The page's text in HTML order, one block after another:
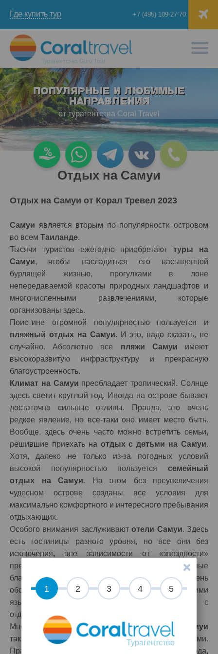
1 2 3 4 5
Турагентство
Где купить тур +7 (495) 109-27-70
Турагентство Guru Tour
ПОПУЛЯРНЫЕ И ЛЮБИМЫЕ
НАПРАВЛЕНИЯ
от турагентства Coral Travel
Отдых на Самуи
Отдых на Самуи от Корал Тревел 2023
Самуи является вторым по популярности островом
во всем Таиланде.
Тысячи туристов ежегодно приобретаюттуры на
Самуи, чтобы насладиться его насыщенной
бурлящей жизнью, прогулками в лоне
непередаваемой красоты природных ландшафтов и
многочисленными развлечениями, которые
организованы здесь.
Поистине огромной популярностью пользуется и
пляжный отдых на Самуи. И это, надо сказать, не
случайно. Абсолютно все пляжи Самуи имеют
высокоразвитую инфраструктуру и прекрасную
благоустроенность.
Климат на Самуи преобладает тропический. Солнце
здесь светит круглый год. Иногда на острове бывают
достаточно сильные отливы. Правда, это очень
редкое явление, но все-таки оно имеет место быть.
Вообще, здесь очень часто можно встретить семьи,
решившие приехать на отдых с детьми на Самуи.
Хотя, далеко не только из-за погодных условий
высокой популярностью пользуется семейный
отдых на Самуи. На этом без преувеличения
чудесном острове созданы все условия для
максимально комфортного и интересного пребывания
отдыхающих.
Особого внимания заслуживаютотели Самуи. Здесь
есть гостиницы разного уровня, но все они без
исключения, вне зависимости от «звездности»
предлагают своим постояльцам превосходные
благоустроенные номера и очень достойный уровень
обслуживания. Весь персонал владеет несколькими
языками, что, безусловно, облегчает общение с
отдыхающими.
Многочисленныедостопримечательности Самуи
также никого не оставляют равнодушными.
Практически все туристы, приехавшие сюда,